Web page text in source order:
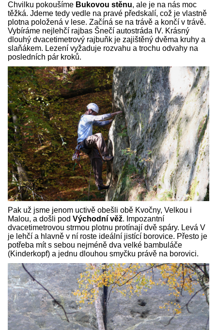
Chvilku pokoušíme Bukovou stěnu, ale je na nás moc
těžká. Jdeme tedy vedle na pravé předskalí, což je vlastně
plotna položená v lese. Začíná se na trávě a končí v trávě.
Vybíráme nejlehčí rajbas Šnečí autostráda IV. Krásný
dlouhý dvacetimetrový rajbuňk je zajištěný dvěma kruhy a
slaňákem. Lezení vyžaduje rozvahu a trochu odvahy na
posledních pár kroků.
Pak už jsme jenom uctivě obešli obě Kvočny, Velkou i
Malou, a došli pod Východní věž. Impozantní
dvacetimetrovou strmou plotnu protínají dvě spáry. Levá V
je lehčí a hlavně v ní roste ideální jistící borovice. Přesto je
potřeba mít s sebou nejméně dva velké bambuláče
(Kinderkopf) a jednu dlouhou smyčku právě na borovici.